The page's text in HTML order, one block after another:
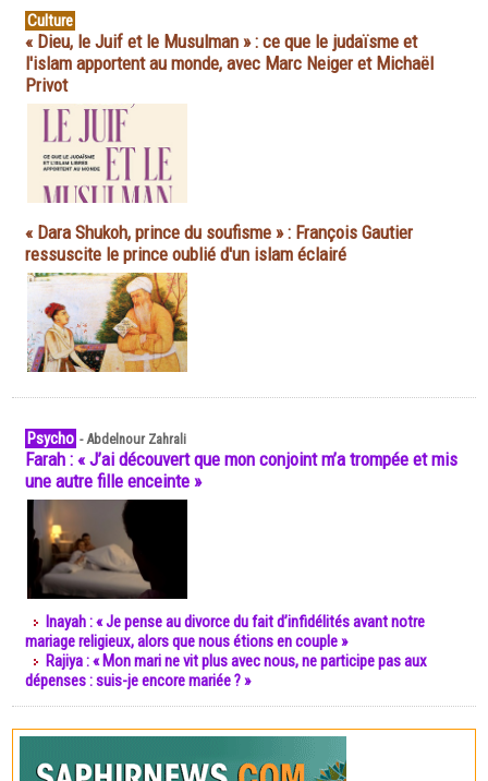
Culture
« Dieu, le Juif et le Musulman » : ce que le judaïsme et
l'islam apportent au monde, avec Marc Neiger et Michaël
Privot
« Dara Shukoh, prince du soufisme » : François Gautier
ressuscite le prince oublié d'un islam éclairé
Psycho -Abdelnour Zahrali
Farah : « J’ai découvert que mon conjoint m’a trompée et mis
une autre fille enceinte »
Inayah : « Je pense au divorce du fait d’infidélités avant notre
mariage religieux, alors que nous étions en couple »
Rajiya : « Mon mari ne vit plus avec nous, ne participe pas aux
dépenses : suis-je encore mariée ? »